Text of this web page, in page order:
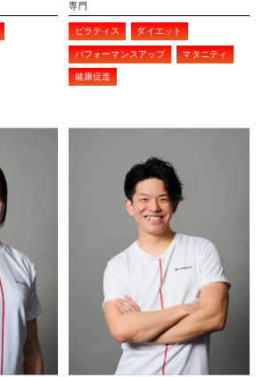
専門
ピラティス ダイエット
パフォーマンスアップ マタニティ
健康促進